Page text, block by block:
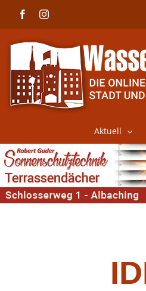
FacebookInstagram
Aktuell